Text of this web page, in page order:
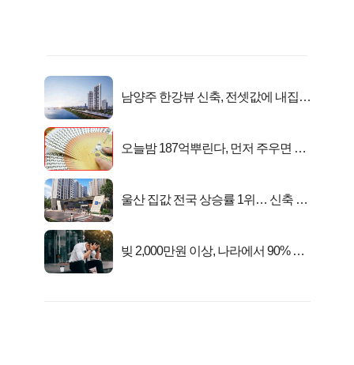
남양주 한강뷰 신축, 전셋값에 내집마
오늘밤 187억뿌린다, 먼저 주우면 최
울산 집값 전국 상승률 1위… 신축 지
빚 2,000만원 이상, 나라에서 90% 갚